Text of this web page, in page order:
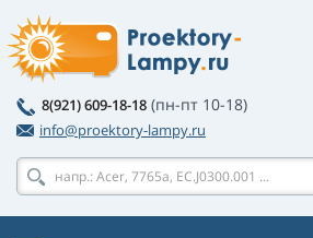
8(921) 609-18-18 (пн-пт 10-18)
info@proektory-lampy.ru